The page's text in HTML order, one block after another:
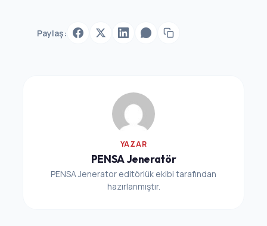
Paylaş:
YAZAR
PENSA Jeneratör
PENSA Jenerator editörlük ekibi tarafından
hazırlanmıştır.